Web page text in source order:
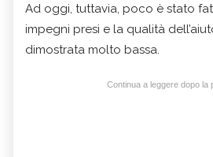
Ad oggi, tuttavia, poco è stato
impegni presi e la qualità
dimostrata molto bassa.
Continua a leggere dopo la